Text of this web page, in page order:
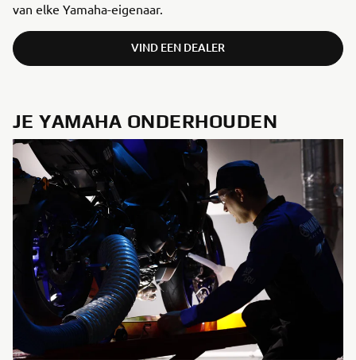
van elke Yamaha-eigenaar.
VIND EEN DEALER
JE YAMAHA ONDERHOUDEN